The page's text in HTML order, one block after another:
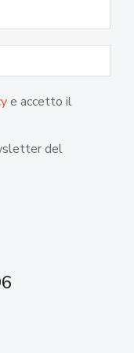
e accetto il
del